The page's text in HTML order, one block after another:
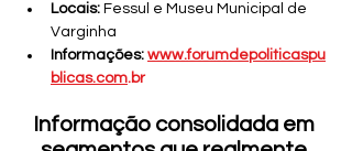
Locais: Fessul e Museu Municipal de
Varginha
Informações: www.forumdepoliticaspu
blicas.com.br
Informação consolidada em